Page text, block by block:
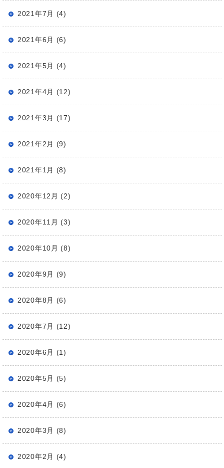
2021年7月 (4)
2021年6月 (6)
2021年5月 (4)
2021年4月 (12)
2021年3月 (17)
2021年2月 (9)
2021年1月 (8)
2020年12月 (2)
2020年11月 (3)
2020年10月 (8)
2020年9月 (9)
2020年8月 (6)
2020年7月 (12)
2020年6月 (1)
2020年5月 (5)
2020年4月 (6)
2020年3月 (8)
2020年2月 (4)